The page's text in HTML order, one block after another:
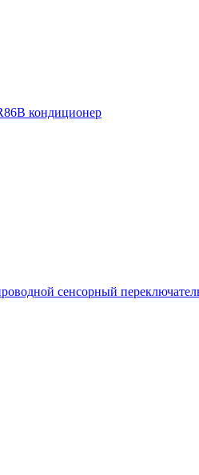
кондиционер
сенсорный